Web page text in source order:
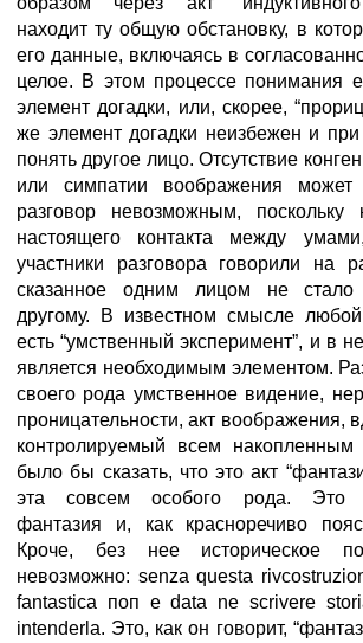
находит ту общую обстановку, в
его данные, включаясь в
целое. В этом процессе понимания
элемент догадки, или, скорее,
же элемент догадки неизбежен и
понять другое лицо. Отсутствие
или симпатии воображения может
разговор невозможным, поскольку
настоящего контакта между
участники разговора говорили на
сказанное одним лицом не
другому. В известном смысле
есть “умственный эксперимент”, и в
является необходимым элементом.
своего рода умственное видение,
проницательности, акт воображения,
контролируемый всем
было бы сказать, что это акт
эта совсем особого рода. Это
фантазия и, как красноречиво
Кроче, без нее историческое
невозможно: senza questa
fantastica поп e data ne scrivere
intenderla. Это, как он говорит,